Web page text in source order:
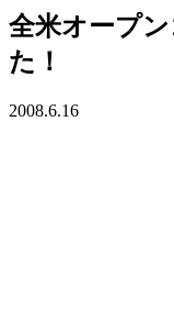
全米オープ
た！
2008.6.16